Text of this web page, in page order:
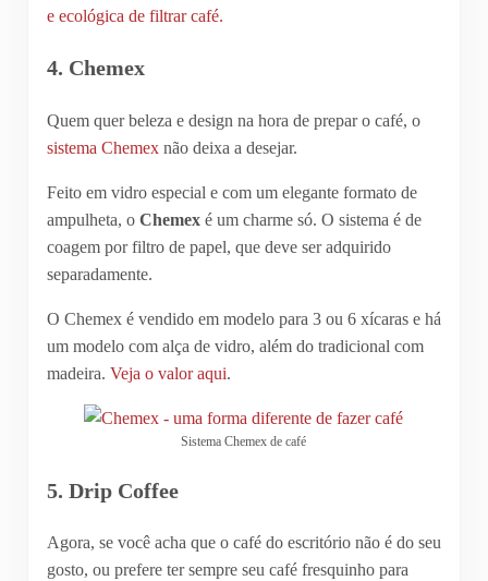
e ecológica de filtrar café.
4. Chemex
Quem quer beleza e design na hora de prepar o café, o
sistema Chemex não deixa a desejar.
Feito em vidro especial e com um elegante formato de
ampulheta, o Chemexé um charme só. O sistema é de
coagem por filtro de papel, que deve ser adquirido
separadamente.
O Chemex é vendido em modelo para 3 ou 6 xícaras e há
um modelo com alça de vidro, além do tradicional com
madeira. Veja o valor aqui.
Sistema Chemex de café
5. Drip Coffee
Agora, se você acha que o café do escritório não é do seu
gosto, ou prefere ter sempre seu café fresquinho para